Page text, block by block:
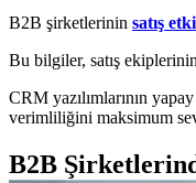
B2B şirketlerinin satış
Bu bilgiler, satış
CRM yazılımlarının
verimliliğini maksimum
B2B